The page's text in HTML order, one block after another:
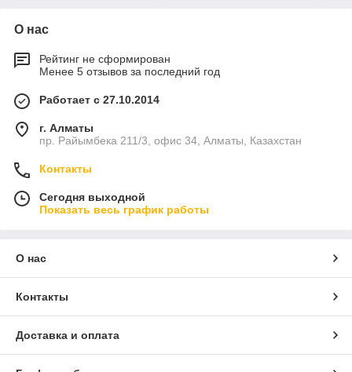
О нас
Рейтинг не сформирован
Менее 5 отзывов за последний год
Работает с 27.10.2014
г. Алматы
пр. Райымбека 211/3, офис 34, Алматы, Казахстан
Контакты
Сегодня выходной
Показать весь график работы
О нас
Контакты
Доставка и оплата